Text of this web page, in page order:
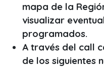
mapa de la
visualizar
programados.
A través del call
de los siguientes